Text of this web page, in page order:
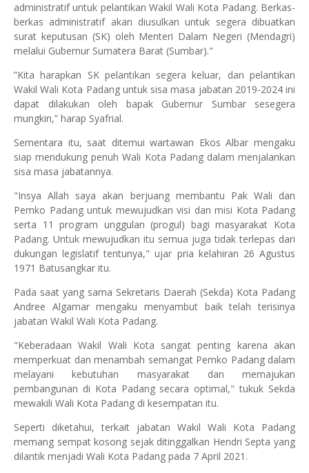
administratif untuk pelantikan Wakil Wali Kota Padang. Berkas-
berkas administratif akan diusulkan untuk segera dibuatkan
surat keputusan (SK) oleh Menteri Dalam Negeri (Mendagri)
melalui Gubernur Sumatera Barat (Sumbar)."
”Kita harapkan SK pelantikan segera keluar, dan pelantikan
Wakil Wali Kota Padang untuk sisa masa jabatan 2019-2024 ini
dapat dilakukan oleh bapak Gubernur Sumbar sesegera
mungkin,” harap Syafrial.
Sementara itu, saat ditemui wartawan Ekos Albar mengaku
siap mendukung penuh Wali Kota Padang dalam menjalankan
sisa masa jabatannya.
"Insya Allah saya akan berjuang membantu Pak Wali dan
Pemko Padang untuk mewujudkan visi dan misi Kota Padang
serta 11 program unggulan (progul) bagi masyarakat Kota
Padang. Untuk mewujudkan itu semua juga tidak terlepas dari
dukungan legislatif tentunya," ujar pria kelahiran 26 Agustus
1971 Batusangkar itu.
Pada saat yang sama Sekretaris Daerah (Sekda) Kota Padang
Andree Algamar mengaku menyambut baik telah terisinya
jabatan Wakil Wali Kota Padang.
"Keberadaan Wakil Wali Kota sangat penting karena akan
memperkuat dan menambah semangat Pemko Padang dalam
melayani kebutuhan masyarakat dan memajukan
pembangunan di Kota Padang secara optimal," tukuk Sekda
mewakili Wali Kota Padang di kesempatan itu.
Seperti diketahui, terkait jabatan Wakil Wali Kota Padang
memang sempat kosong sejak ditinggalkan Hendri Septa yang
dilantik menjadi Wali Kota Padang pada 7 April 2021.